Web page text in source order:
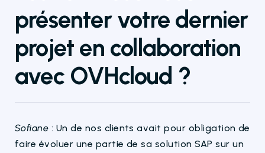
présenter votre dernier
projet en collaboration
avec OVHcloud ?
Sofiane : Un de nos clients avait pour obligation de
faire évoluer une partiede sa solution SAP sur un